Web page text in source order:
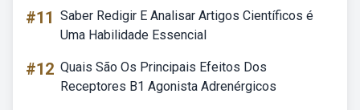
#11 Saber Redigir E Analisar Artigos Científicos é
Uma Habilidade Essencial
#12 Quais São Os Principais Efeitos Dos
Receptores B1 Agonista Adrenérgicos